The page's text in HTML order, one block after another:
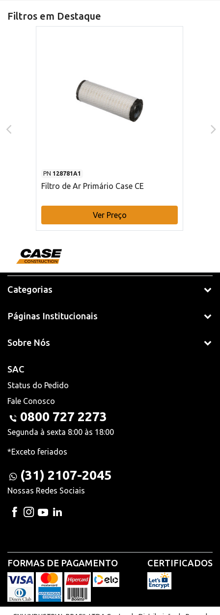
Filtros em Destaque
PN 128781A1
Filtro de Ar Primário Case CE
Ver Preço
Categorias
Páginas Institucionais
Sobre Nós
SAC
Status do Pedido
Fale Conosco
0800 727 2273
Segunda à sexta 8:00 às 18:00
*Exceto feriados
(31) 2107-2045
Nossas Redes Sociais
FORMAS DE PAGAMENTO CERTIFICADOS